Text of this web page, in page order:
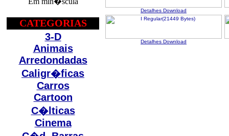
CATEGORIAS
3-D
Animais
Arredondadas
Caligr�ficas
Carros
Cartoon
C�lticas
Cinema
Detalhes Download
Detalhes Download